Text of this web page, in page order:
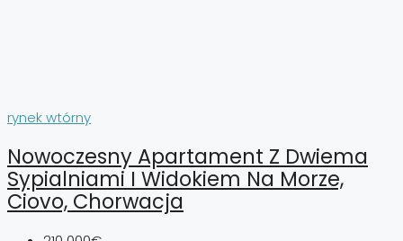
rynek wtórny
Nowoczesny Apartament Z Dwiema
Sypialniami I Widokiem Na Morze,
Ciovo, Chorwacja